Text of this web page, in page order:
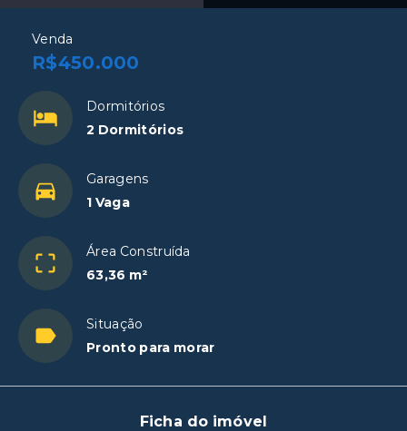
Venda
R$450.000
Dormitórios
2 Dormitórios
Garagens
1 Vaga
Área Construída
63,36 m²
Situação
Pronto para morar
Ficha do imóvel